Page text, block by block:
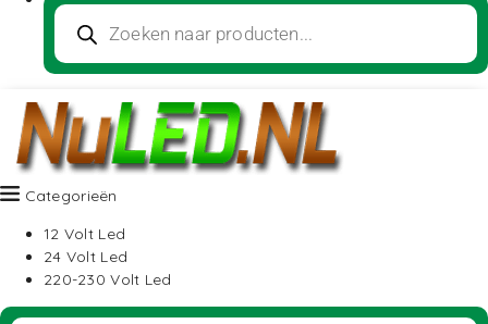
Categorieën
12 Volt Led
24 Volt Led
220-230 Volt Led